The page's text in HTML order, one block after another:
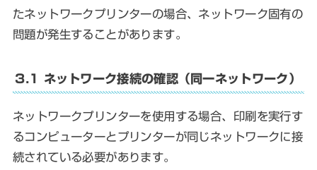
たネットワークプリンターの場合、ネットワーク固有の
問題が発生することがあります。
3.1 ネットワーク接続の確認（同一ネットワーク）
ネットワークプリンターを使用する場合、印刷を実行す
るコンピューターとプリンターが同じネットワークに接
続されている必要があります。